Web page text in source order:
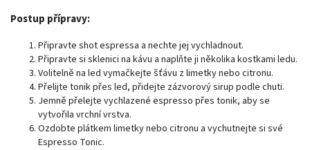
Postup přípravy:
Připravte shot espressa a nechte jej vychladnout.
Připravte si sklenici na kávu a naplňte ji několika kostkami ledu.
Volitelně na led vymačkejte šťávu z limetky nebo citronu.
Přelijte tonik přes led, přidejte zázvorový sirup podle chuti.
Jemně přelejte vychlazené espresso přes tonik, aby se
vytvořila vrchní vrstva.
Ozdobte plátkem limetky nebo citronu a vychutnejte si své
Espresso Tonic.